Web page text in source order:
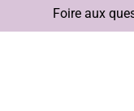
Foire aux